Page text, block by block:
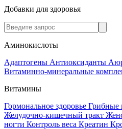
Добавки для здоровья
Аминокислоты
Адаптогены Антиоксиданты
Витаминно-минеральные
Витамины
Гормональное здоровье Грибные
Желудочно-кишечный тракт
ногти Контроль веса Креатин